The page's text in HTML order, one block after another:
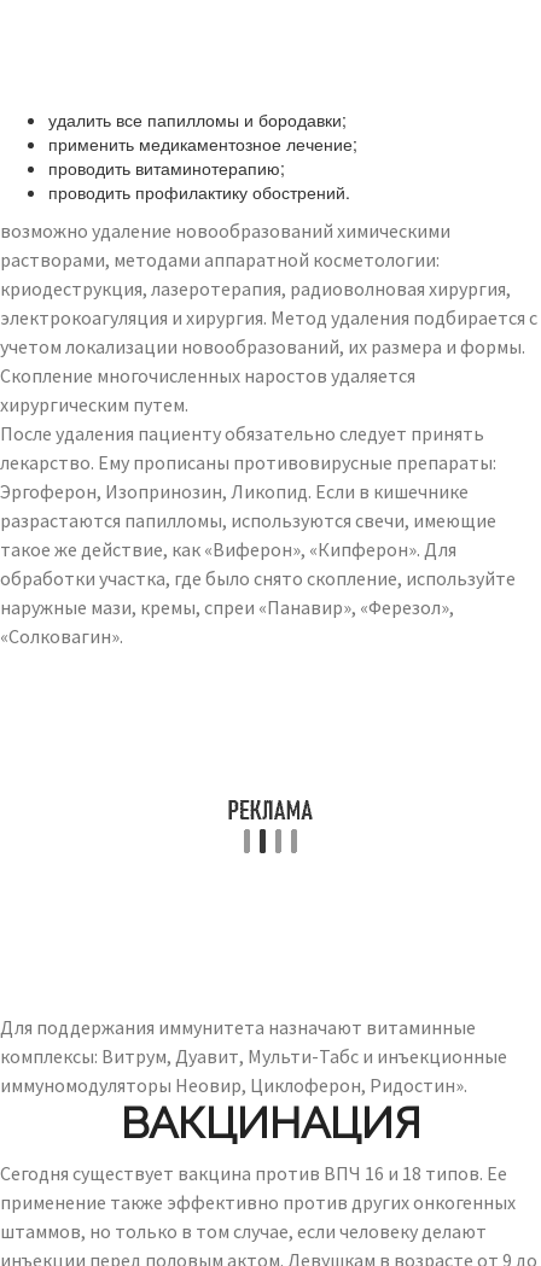
удалить все папилломы и бородавки;
применить медикаментозное лечение;
проводить витаминотерапию;
проводить профилактику обострений.
возможно удаление новообразований химическими
растворами, методами аппаратной косметологии:
криодеструкция, лазеротерапия, радиоволновая хирургия,
электрокоагуляция и хирургия. Метод удаления подбирается с
учетом локализации новообразований, их размера и формы.
Скопление многочисленных наростов удаляется
хирургическим путем.
После удаления пациенту обязательно следует принять
лекарство. Ему прописаны противовирусные препараты:
Эргоферон, Изопринозин, Ликопид. Если в кишечнике
разрастаются папилломы, используются свечи, имеющие
такое же действие, как «Виферон», «Кипферон». Для
обработки участка, где было снято скопление, используйте
наружные мази, кремы, спреи «Панавир», «Ферезол»,
«Солковагин».
Для поддержания иммунитета назначают витаминные
комплексы: Витрум, Дуавит, Мульти-Табс и инъекционные
иммуномодуляторы Неовир, Циклоферон, Ридостин».
ВАКЦИНАЦИЯ
Сегодня существует вакцина против ВПЧ 16 и 18 типов. Ее
применение также эффективно против других онкогенных
штаммов, но только в том случае, если человеку делают
инъекции перед половым актом. Девушкам в возрасте от 9 до